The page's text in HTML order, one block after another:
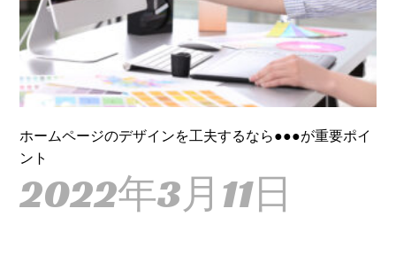
ホームページのデザインを工夫するなら●●●が重要ポイ
ント
2022年3月11日